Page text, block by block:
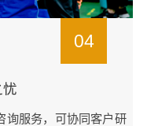
04
询服务，可协同客户研